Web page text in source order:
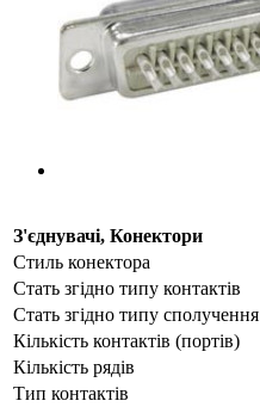
З'єднувачі, Конектори
Стиль конектора
Стать згідно типу контактів
Стать згідно типу
Кількість контактів (портів)
Кількість рядів
Тип контактів